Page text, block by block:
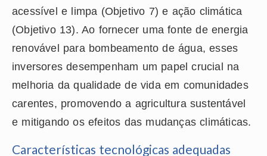
acessível e limpa (Objetivo 7) e ação climática
(Objetivo 13). Ao fornecer uma fonte de energia
renovável para bombeamento de água, esses
inversores desempenham um papel crucial na
melhoria da qualidade de vida em comunidades
carentes, promovendo a agricultura sustentável
e mitigando os efeitos das mudanças climáticas.
Características tecnológicas adequadas